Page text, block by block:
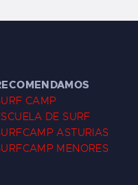
CAMP
DE SURF
ASTURIAS
MENORES